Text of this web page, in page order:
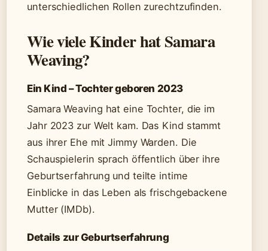
unterschiedlichen Rollen zurechtzufinden.
Wie viele Kinder hat Samara
Weaving?
Ein Kind – Tochter geboren 2023
Samara Weaving hat eine Tochter, die im
Jahr 2023 zur Welt kam. Das Kind stammt
aus ihrer Ehe mit Jimmy Warden. Die
Schauspielerin sprach öffentlich über ihre
Geburtserfahrung und teilte intime
Einblicke in das Leben als frischgebackene
Mutter (IMDb).
Details zur Geburtserfahrung